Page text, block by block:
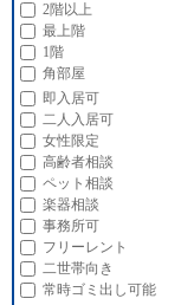
2階以上
最上階
1階
角部屋
即入居可
二人入居可
女性限定
高齢者相談
ペット相談
楽器相談
事務所可
フリーレント
二世帯向き
常時ゴミ出し可能